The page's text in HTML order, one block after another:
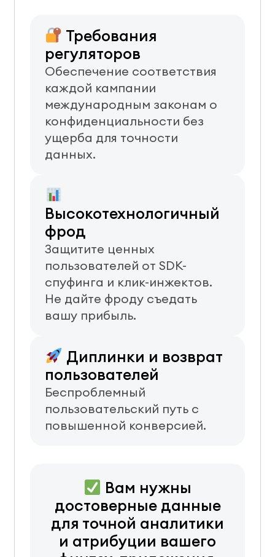
Требования
регуляторов
Обеспечение соответствия
каждой кампании
международным законам о
конфиденциальности без
ущерба для точности
данных.
Высокотехнологичный
фрод
Защитите ценных
пользователей от SDK-
спуфинга и клик-инжектов.
Не дайте фроду съедать
вашу прибыль.
Диплинки и возврат
пользователей
Беспроблемный
пользовательский путь с
повышенной конверсией.
Вам нужны
достоверные данные
для точной аналитики
и атрибуции вашего